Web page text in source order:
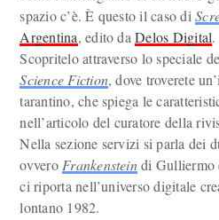
spazio c’è. È questo il caso di
Argentina, edito daDelos Digital.
Scopritelo attraverso lo speciale
Science Fiction, dove troverete
tarantino, che spiega le
nell’articolo del curatore della
Nella sezione servizi si parla dei
ovvero Frankensteindi Gulliermo
ci riporta nell’universo digitale
lontano 1982.